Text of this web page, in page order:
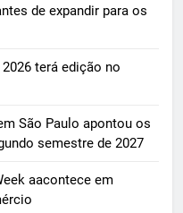
de expandir para os
terá edição no
São Paulo apontou os
semestre de 2027
aacontece em